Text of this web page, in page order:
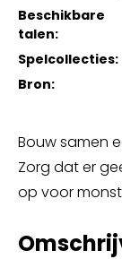
Beschikbare
talen:
Spelcollecties:
Bron:
Bouw samen
Zorg dat er
op voor